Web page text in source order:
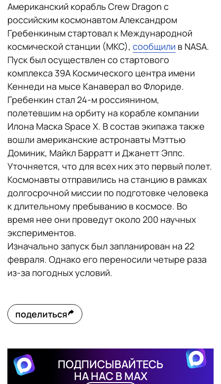
Американский корабль Crew Dragon с
российским космонавтом Александром
Гребенкиным стартовал к Международной
космической станции (МКС), сообщили в NASA.
Пуск был осуществлен со стартового
комплекса 39A Космического центра имени
Кеннеди на мысе Канаверал во Флориде.
Гребенкин стал 24-м россиянином,
полетевшим на орбиту на корабле компании
Илона Маска Space X. В состав экипажа также
вошли американские астронавты Мэттью
Доминик, Майкл Барратт и Джанетт Эппс.
Уточняется, что для всех них это первый полет.
Космонавты отправились на станцию в рамках
долгосрочной миссии по подготовке человека
к длительному пребыванию в космосе. Во
время нее они проведут около 200 научных
экспериментов.
Изначально запуск был запланирован на 22
февраля. Однако его переносили четыре раза
из-за погодных условий.
поделиться
ПОДПИСЫВАЙТЕСЬ
НА НАС В MAX